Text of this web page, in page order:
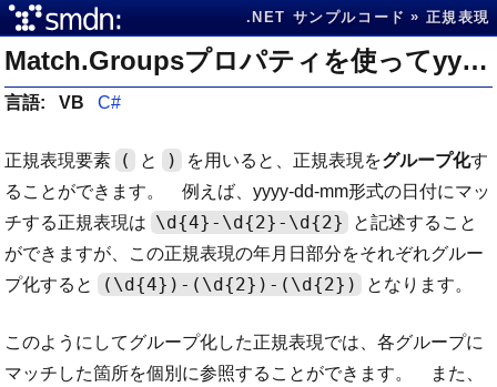
.NET サンプルコード 正規表現
Match.Groupsプロパティを使ってyyyy-mm-dd形式にマッチする文字列の年月日をそれぞれ取得する
言語: VB C#
正規表現要素 ( と ) を用いると、正規表現をグループ化す
ることができます。 例えば、yyyy-dd-mm形式の日付にマッ
チする正規表現は \d{4}-\d{2}-\d{2}
と記述すること
ができますが、この正規表現の年月日部分をそれぞれグルー
プ化すると
(\d{4})-(\d{2})-(\d{2}) となります。
このようにしてグループ化した正規表現では、各グループに
マッチした箇所を個別に参照することができます。 また、